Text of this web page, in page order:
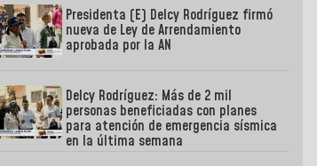
Presidenta (E) Delcy Rodríguez firmó
nueva de Ley de Arrendamiento
aprobada por la AN
Delcy Rodríguez: Más de 2 mil
personas beneficiadas con planes
para atención de emergencia sísmica
en la última semana